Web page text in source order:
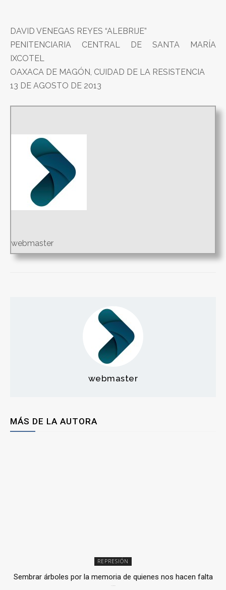
DAVID VENEGAS REYES “ALEBRIJE”
PENITENCIARIA CENTRAL DE SANTA MARÍA
IXCOTEL
OAXACA DE MAGÓN, CUIDAD DE LA RESISTENCIA
13 DE AGOSTO DE 2013
webmaster
webmaster
MÁS DE LA AUTORA
REPRESIÓN
Sembrar árboles por la memoria de quienes nos hacen falta